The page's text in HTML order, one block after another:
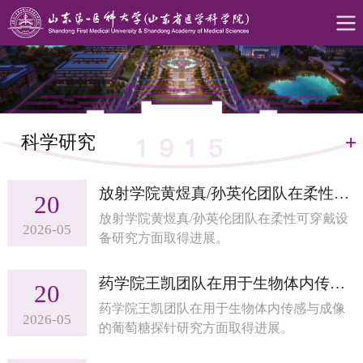
科学研究
20
2026-05
放射学院黄煜真/孙英伦团队在柔性可穿戴设备研究方面取得进展
放射学院黄煜真/孙英伦团队在柔性可穿戴设
备研究方面取得进展。
20
2026-05
药学院王凯团队在用于生物体内传感与成像的葡萄糖探针研究方面取得进展
药学院王凯团队在用于生物体内传感与成像
的葡萄糖探针研究方面取得进展。